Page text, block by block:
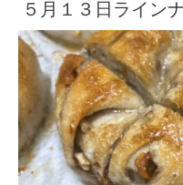
５月１３日ライン